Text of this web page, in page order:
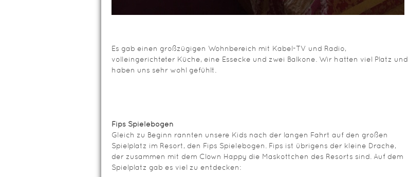
Es gab einen großzügigen Wohnbereich mit Kabel-TV und Radio,
volleingerichteter Küche, eine Essecke und zwei Balkone. Wir hatten viel Platz und
haben uns sehr wohl gefühlt.
Fips Spielebogen
Gleich zu Beginn rannten unsere Kids nach der langen Fahrt auf den großen
Spielplatz im Resort, den Fips Spielebogen. Fips ist übrigens der kleine Drache,
der zusammen mit dem Clown Happy die Maskottchen des Resorts sind. Auf dem
Spielplatz gab es viel zu entdecken: